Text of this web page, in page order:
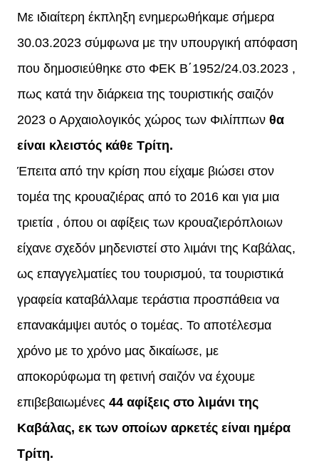
Με ιδιαίτερη έκπληξη ενημερωθήκαμε σήμερα
30.03.2023 σύμφωνα με την υπουργική απόφαση
που δημοσιεύθηκε στο ΦΕΚ Β΄1952/24.03.2023 ,
πως κατά την διάρκεια της τουριστικής σαιζόν
2023 ο Αρχαιολογικός χώρος των Φιλίππων θα
είναι κλειστός κάθε Τρίτη.
Έπειτα από την κρίση που είχαμε βιώσει στον
τομέα της κρουαζιέρας από το 2016 και για μια
τριετία , όπου οι αφίξεις των κρουαζιερόπλοιων
είχανε σχεδόν μηδενιστεί στο λιμάνι της Καβάλας,
ως επαγγελματίες του τουρισμού, τα τουριστικά
γραφεία καταβάλλαμε τεράστια προσπάθεια να
επανακάμψει αυτός ο τομέας. Το αποτέλεσμα
χρόνο με το χρόνο μας δικαίωσε, με
αποκορύφωμα τη φετινή σαιζόν να έχουμε
επιβεβαιωμένες 44 αφίξεις στο λιμάνι της
Καβάλας, εκ των οποίων αρκετές είναι ημέρα
Τρίτη.